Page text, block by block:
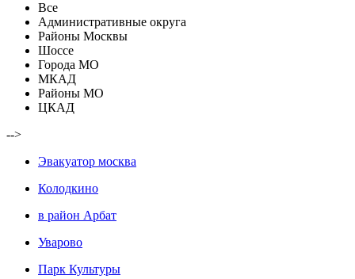
Все
Административные округа
Районы Москвы
Шоссе
Города МО
МКАД
Районы МО
ЦКАД
-->
Эвакуатор москва
Колодкино
в район Арбат
Уварово
Парк Культуры